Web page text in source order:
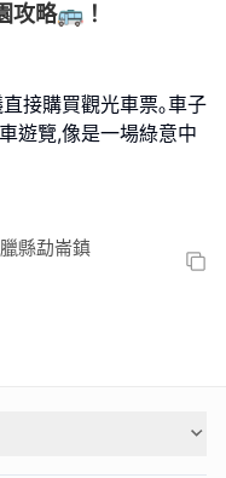
攻略🚌！
接購買觀光車票｡車子
遊覽,像是一場綠意中
縣勐崙鎮